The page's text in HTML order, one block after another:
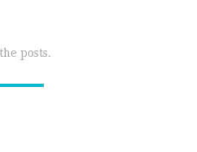
posts.